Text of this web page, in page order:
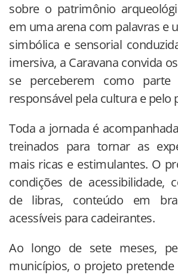
sobre o patrimônio
em uma arena com palavras e
simbólica e sensorial
imersiva, a Caravana convida
se perceberem como parte
responsável pela cultura e pelo
Toda a jornada é
treinados para tornar as
mais ricas e estimulantes. O
condições de acessibilidade,
de libras, conteúdo em
acessíveis para cadeirantes.
Ao longo de sete meses,
municípios, o projeto pretende